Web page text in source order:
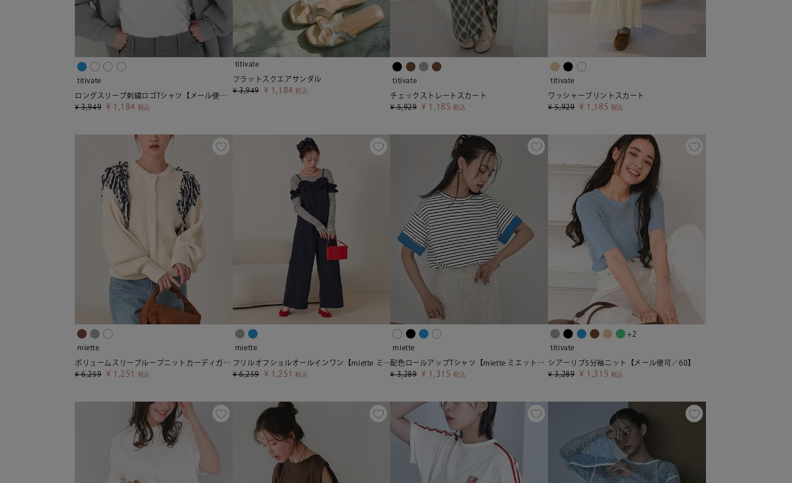
titivate
ロングスリーブ刺繍ロゴTシャツ【メール便可／90】
¥ 3,949 ¥ 1,184 税込
titivate
フラットスクエアサンダル
¥ 3,949 ¥ 1,184 税込
titivate
チェックストレートスカート
¥ 5,929 ¥ 1,185 税込
titivate
ワッシャープリントスカート
¥ 5,929 ¥ 1,185 税込
miette
ボリュームスリーブループニットカーディガン【miette ミエット】
¥ 6,259 ¥ 1,251 税込
miette
フリルオフショルオールインワン【miette ミエット】
¥ 6,259 ¥ 1,251 税込
miette
配色ロールアップTシャツ【miette ミエット】【メール便可／100】
¥ 3,289 ¥ 1,315 税込
+2
titivate
シアーリブ5分袖ニット【メール便可／60】
¥ 3,289 ¥ 1,315 税込